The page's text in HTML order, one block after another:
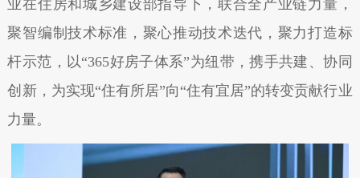
业在住房和城乡建设部指导下，联合全产业链力量，
聚智编制技术标准，聚心推动技术迭代，聚力打造标
杆示范，以“365好房子体系”为纽带，携手共建、协同
创新，为实现“住有所居”向“住有宜居”的转变贡献行业
力量。